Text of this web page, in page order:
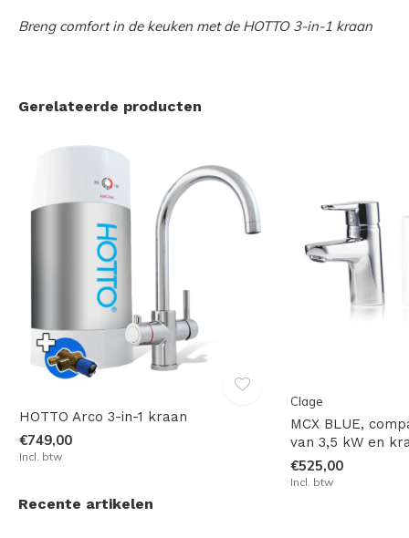
Breng comfort in de keuken met de HOTTO 3-in-1 kraan
Gerelateerde producten
HOTTO Arco 3-in-1 kraan
€749,00
Incl. btw
Clage
MCX BLUE,
van 3,5 kW en
€525,00
Incl. btw
Recente artikelen